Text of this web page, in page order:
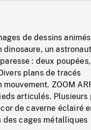
de dessins animés
dinosaure, un
: deux
plans de tracés
ZOOM
articulés. Plusieurs
de caverne éclairé
des cages métalliques